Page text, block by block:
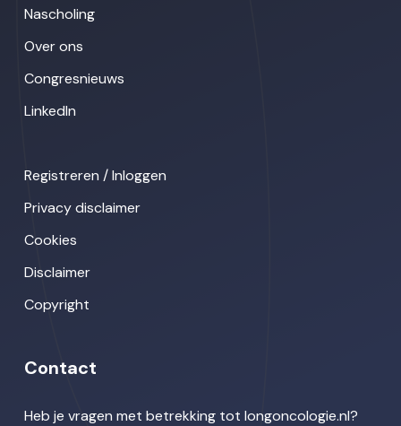
Nascholing
Over ons
Congresnieuws
LinkedIn
Registreren / Inloggen
Privacy disclaimer
Cookies
Disclaimer
Copyright
Contact
Heb je vragen met betrekking tot longoncologie.nl?